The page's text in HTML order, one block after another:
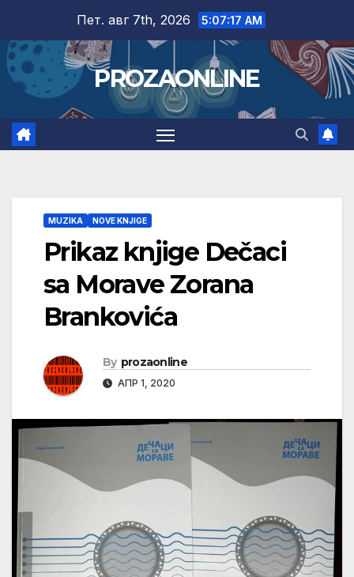
content
Пет. авг 7th, 2026 5:07:18 AM
PROZAONLINE
MUZIKA NOVE KNJIGE
Prikaz knjige Dečaci
sa Morave Zorana
Brankovića
By prozaonline
АПР 1, 2020